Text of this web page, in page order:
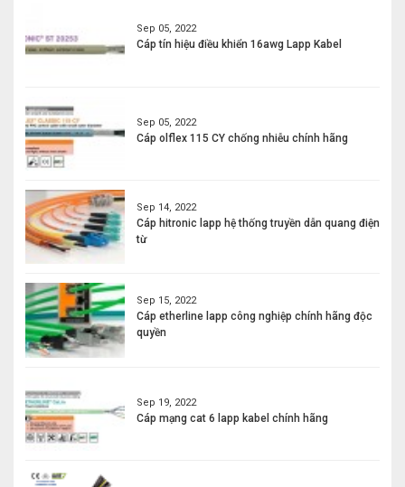
Sep 05, 2022
Cáp tín hiệu điều khiển 16awg Lapp Kabel
Sep 05, 2022
Cáp olflex 115 CY chống nhiễu chính hãng
Sep 14, 2022
Cáp hitronic lapp hệ thống truyền dẫn quang điện
từ
Sep 15, 2022
Cáp etherline lapp công nghiệp chính hãng độc
quyền
Sep 19, 2022
Cáp mạng cat 6 lapp kabel chính hãng